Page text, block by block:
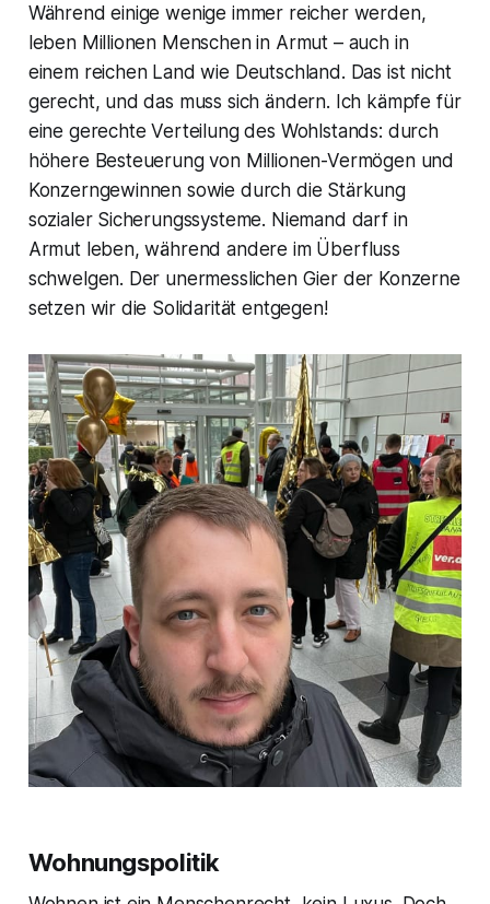
Während einige wenige immer reicher werden,
leben Millionen Menschen in Armut – auch in
einem reichen Land wie Deutschland. Das ist nicht
gerecht, und das muss sich ändern. Ich kämpfe für
eine gerechte Verteilung des Wohlstands: durch
höhere Besteuerung von Millionen-Vermögen und
Konzerngewinnen sowie durch die Stärkung
sozialer Sicherungssysteme. Niemand darf in
Armut leben, während andere im Überfluss
schwelgen. Der unermesslichen Gier der Konzerne
setzen wir die Solidarität entgegen!
Wohnungspolitik